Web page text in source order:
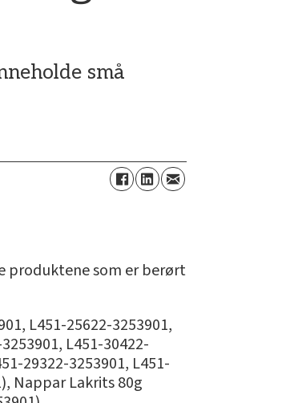
små
produktene som er berørt
L451-25622-3253901,
L451-30422-
29322-3253901, L451-
Nappar Lakrits 80g